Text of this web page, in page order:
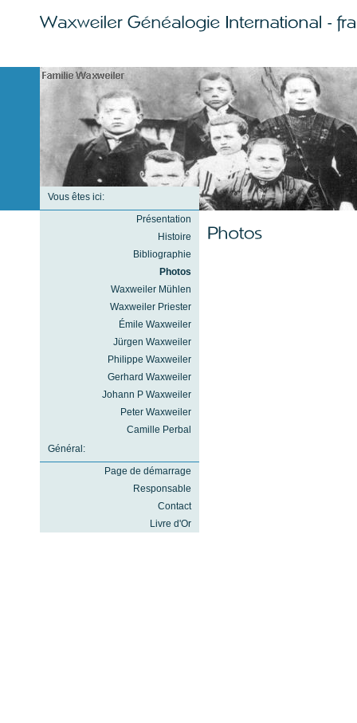
Vous êtes ici:
Présentation
Histoire
Bibliographie
Photos
Waxweiler Mühlen
Waxweiler Priester
Émile Waxweiler
Jürgen Waxweiler
Philippe Waxweiler
Gerhard Waxweiler
Johann P Waxweiler
Peter Waxweiler
Camille Perbal
Général:
Page de démarrage
Responsable
Contact
Livre d'Or